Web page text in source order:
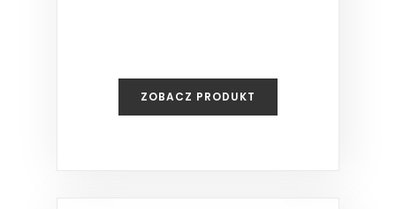
ZOBACZ PRODUKT